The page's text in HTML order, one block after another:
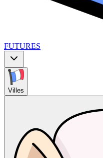
FUTURES
Villes